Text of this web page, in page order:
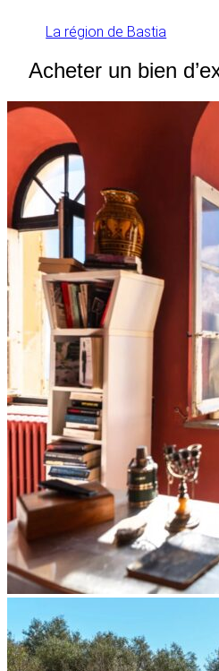
La région de Bastia
Acheter un bien